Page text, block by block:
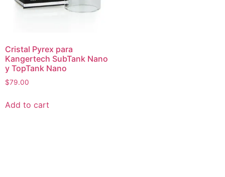
Cristal Pyrex para
Kangertech SubTank Nano
y TopTank Nano
$79.00
Add to cart